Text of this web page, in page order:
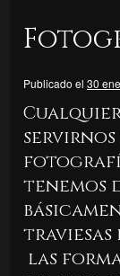
Publicado el 30
servirnos
fotografía
tenemos
las